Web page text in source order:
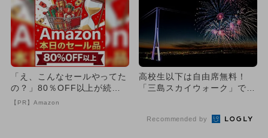
「え、こんなセールやってた
の？」80％OFF以上が続々
登場！Amazonの本気が...
【PR】Amazon
高校生以下は自由席無料！
「三島スカイウォーク」で花
Recommended by